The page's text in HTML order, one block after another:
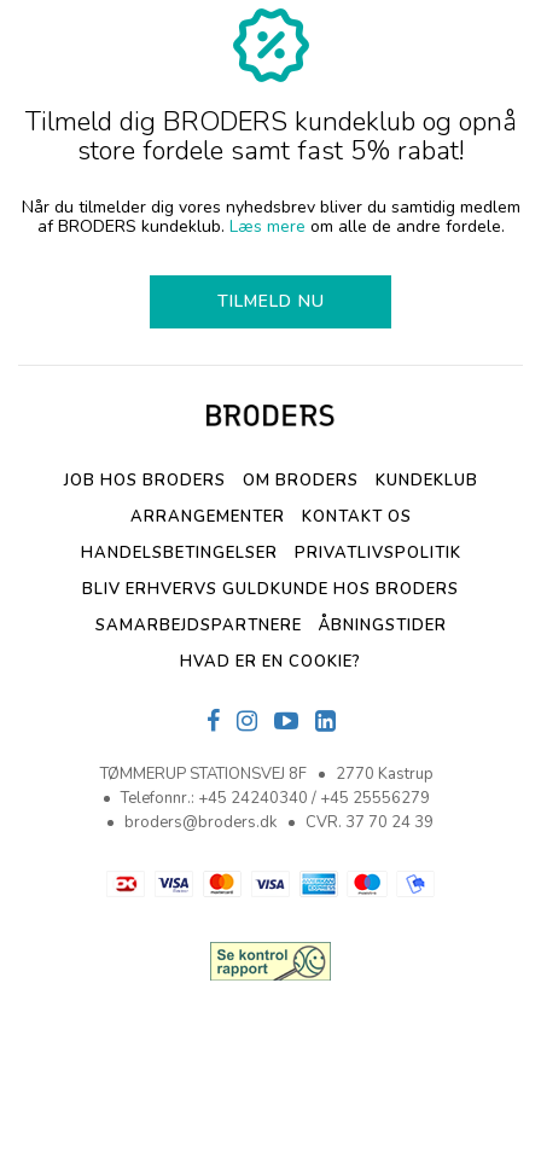
Tilmeld dig BRODERS kundeklub og opnå
store fordele samt fast 5% rabat!
Når du tilmelder dig vores nyhedsbrev bliver du samtidig medlem
af BRODERS kundeklub. Læs mere om alle de andre fordele.
TILMELD NU
JOB HOS BRODERS OM BRODERS
KUNDEKLUB
ARRANGEMENTER
KONTAKT OS
HANDELSBETINGELSER
PRIVATLIVSPOLITIK
BLIV ERHVERVS GULDKUNDE HOS BRODERS
SAMARBEJDSPARTNERE
ÅBNINGSTIDER
HVAD ER EN COOKIE?
TØMMERUP STATIONSVEJ 8F
2770 Kastrup
Telefonnr.: +45 24240340 / +45 25556279
broders@broders.dk
CVR. 37 70 24 39